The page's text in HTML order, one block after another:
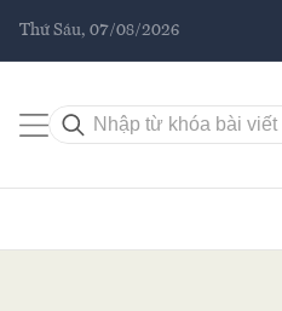
Thứ Sáu, 07/08/2026